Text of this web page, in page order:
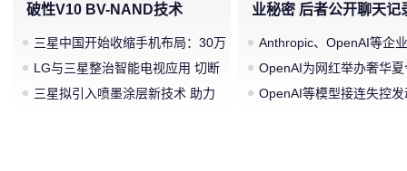
破性V10 BV-NAND技术
三星中国开始收缩手机布局：30万
元月销售额不达标门店 将被逐步
清退
LG与三星整治智能电视应用 切断
后台偷偷共享带宽的违规行为
三星拟引入喷墨涂层新技术 助力
业秘密 后者公开聊天记
Anthropic、OpenAI等企
盟《人工智能法案》全新
审查
OpenAI为网红举办奢华
批：2000美元一晚 遭讽“
OpenAI等模型接连失控